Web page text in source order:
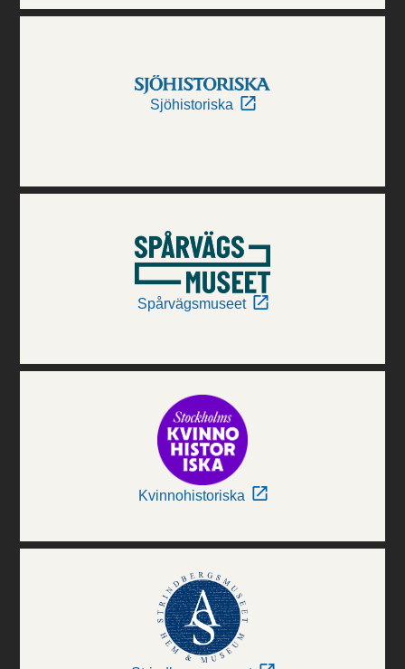
Sjöhistoriska
Spårvägsmuseet
Kvinnohistoriska